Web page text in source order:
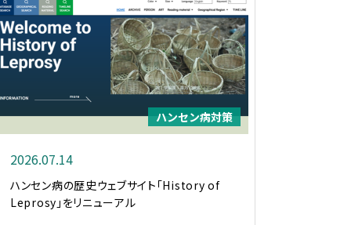
ハンセン病対策
2026.07.14
ハンセン病の歴史ウェブサイト「History of
Leprosy」をリニューアル